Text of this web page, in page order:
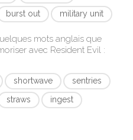
burst out military unit
mots anglais que
avec Resident Evil :
shortwave
sentries
straws
ingest